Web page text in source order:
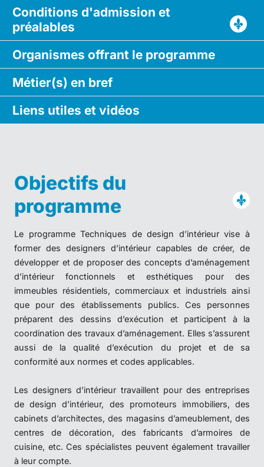
Conditions d'admission et
préalables
Organismes offrant leprogramme
Métier(s) en bref
Liens utiles et vidéos
Objectifs du
programme
Le programme Techniques de design d’intérieur vise à
former des designers d’intérieur capables de créer, de
développer et de proposer des concepts d’aménagement
d’intérieur fonctionnels et esthétiques pour des
immeubles résidentiels, commerciaux et industriels ainsi
que pour des établissements publics. Ces personnes
préparent des dessins d’exécution et participent à la
coordination des travaux d’aménagement. Elles s’assurent
aussi de la qualité d’exécution du projet et de sa
conformité aux normes et codes applicables.
Les designers d’intérieur travaillent pour des entreprises
de design d’intérieur, des promoteurs immobiliers, des
cabinets d’architectes, des magasins d’ameublement, des
centres de décoration, des fabricants d’armoires de
cuisine, etc. Ces spécialistes peuvent également travailler
à leur compte.